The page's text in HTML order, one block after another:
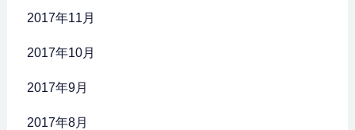
2017年11月
2017年10月
2017年9月
2017年8月